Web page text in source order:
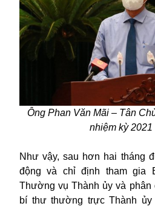
Ông Phan Văn Mãi – Tân
nhiệm kỳ 2021
Như vậy, sau hơn hai tháng
động và chỉ định tham gia
Thường vụ Thành ủy và
bí thư thường trực Thành ủy